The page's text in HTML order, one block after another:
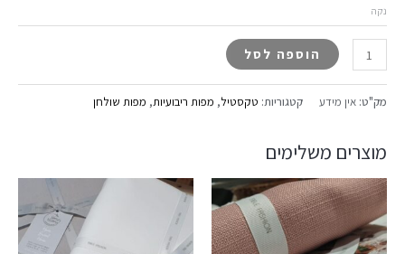
נקה
הוספה לסל
מק"ט: אין מידע קטגוריות: טקסטיל, מפות ריבועיות, מפות שולחן
מוצרים משלימים